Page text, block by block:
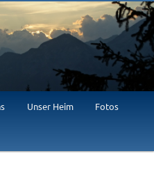
Nüziders St.
Unser Heim Fotos